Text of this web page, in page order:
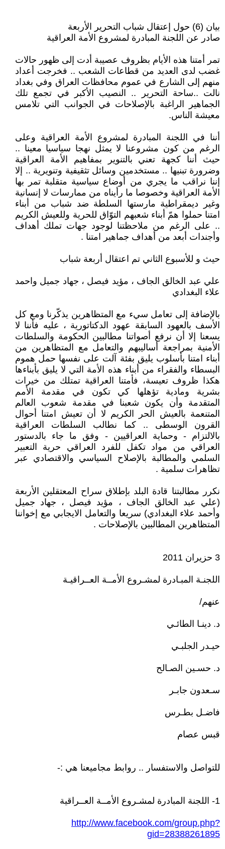
بيان (6) حول إعتقال شباب التحرير الأربعة
صادر عن اللجنة المبادرة لمشروع الأمة العراقية
تمر أمتنا هذه الأيام بظروف عصيبة أدت إلى ظهور حالات
غضب لدى العديد من قطاعات الشعب .. فخرجت أعداد
منهم إلى الشارع في عموم محافظات العراق وفي بغداد
نالت ..ساحة التحرير .. النصيب الأكبر في تجمع تلك
الجماهير الراغبة بالإصلاحات في الجوانب التي تلامس
معيشة الناس.
أننا في اللجنة المبادرة لمشروع الأمة العراقية وعلى
الرغم من كون مشروعنا لا يمثل نهجا سياسيا معينا ..
حيث أننا كجهة تعني بالتنوير بمفاهيم الأمة العراقية
وضرورة تبنيها .. مستخدمين وسائل تثقيفية وتنويرية .. إلا
إننا نراقب ما يجري من أوضاع سياسية متقلبة تمر بها
الأمة العراقية وخصوصا ما رأيناه من ممارسات لا إنسانية
وغير ديمقراطية مارستها السلطة ضد شباب من أبناء
امتنا حملوا همّ أبناء شعبهم التوّاق للحرية وللعيش الكريم
.. على الرغم من ملاحظتنا لوجود جهات تملك أهداف
وأجندات أبعد من أهداف جماهير امتنا .
حيث و للأسبوع الثاني تم اعتقال أربعة شباب
علي عبد الخالق الجاف ، مؤيد فيصل ، جهاد جميل واحمد
علاء البغدادي
بالإضافة إلى تعامل سيء مع المتظاهرين يذكّرنا ومع كل
الأسف بالعهود السابقة عهود الدكتاتورية ، عليه فأننا لا
يسعنا إلا أن نرفع أصواتنا مطالبين الحكومة والسلطات
الأمنية بمراجعة أساليبهم والتعامل مع المتظاهرين من
أبناء امتنا بأسلوب يليق بفئة آلت على نفسها حمل هموم
البسطاء والفقراء من أبناء هذه الأمة التي لا يليق بأبناءها
هكذا ظروف تعيسة، فأمتنا العراقية تمتلك من خيرات
بشرية ومادية تؤهلها كي تكون في مقدمة الأمم
المتقدمة وأن يكون شعبنا في مقدمة شعوب العالم
المتنعمة بالعيش الحر الكريم لا أن تعيش امتنا أحوال
القرون الوسطى .. كما نطالب السلطات العراقية
بالالتزام - وحماية العراقيين - وفق ما جاء بالدستور
العراقي من مواد تكفل للفرد العراقي حرية التعبير
السلمي والمطالبة بالإصلاح السياسي والاقتصادي عبر
تظاهرات سلمية .
نكرر مطالبتنا قادة البلد بإطلاق سراح المعتقلين الأربعة
(علي عبد الخالق الجاف ، مؤيد فيصل ، جهاد جميل
وأحمد علاء البغدادي) سريعا والتعامل الايجابي مع إخواننا
المتظاهرين المطالبين بالإصلاحات .
3 حزيران 2011
اللجنـة المبـادرة لمشـروع الأمــة العــراقيـة
عنهم/
د. دينـا الطائـي
حيـدر الجلبـي
د. حسـين الصـالح
سـعدون جابـر
فاضـل بطـرس
قبس عصام
للتواصل والاستفسار .. روابط مجاميعنا هي :-
1- اللجنة المبادرة لمشـروع الأمــة العــراقية
http://www.facebook.com/group.php?
gid=28388261895